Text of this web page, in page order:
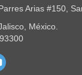
Arias #150,
México.